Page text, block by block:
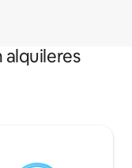
alquileres